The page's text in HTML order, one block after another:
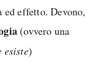
ed effetto. Devono,
(ovvero una
esiste)